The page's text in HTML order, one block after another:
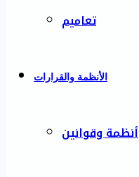
تعاميم
الأنظمة والقرارات
أنظمة وقوانين